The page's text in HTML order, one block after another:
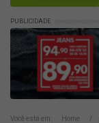
PUBLICIDADE
Você está em: Home